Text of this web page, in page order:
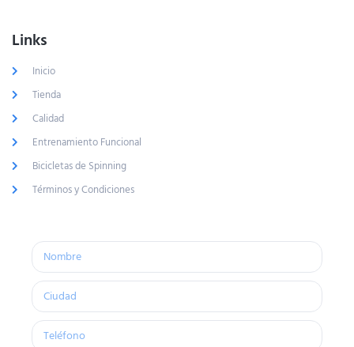
Links
Inicio
Tienda
Calidad
Entrenamiento Funcional
Bicicletas de Spinning
Términos y Condiciones